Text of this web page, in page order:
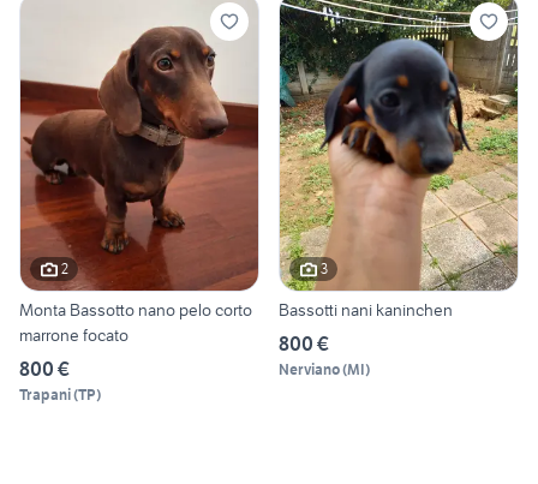
2
Monta Bassotto nano pelo corto
marrone focato
800 €
Trapani(TP)
3
Bassotti nani kaninchen
800 €
Nerviano(MI)